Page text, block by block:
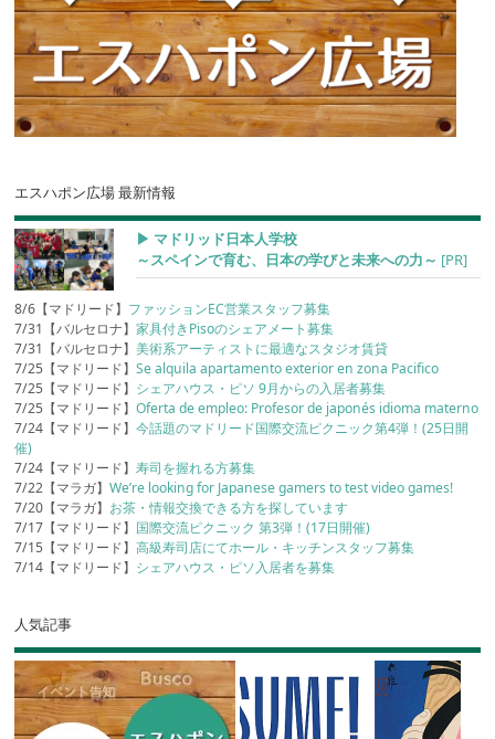
エスハポン広場 最新情報
▶︎ マドリッド日本人学校
～スペインで育む、日本の学びと未来への力～ [PR]
8/6【マドリード】 ファッションEC営業スタッフ募集
7/31【バルセロナ】家具付きPisoのシェアメート募集
7/31【バルセロナ】美術系アーティストに最適なスタジオ賃貸
7/25【マドリード】Se alquila apartamento exterior en zona Pacifico
7/25【マドリード】 シェアハウス・ピソ 9月からの入居者募集
7/25【マドリード】Oferta de empleo: Profesor de japonés idioma materno
7/24【マドリード】今話題のマドリード国際交流ピクニック第4弾！(25日開
催)
7/24【マドリード】寿司を握れる方募集
7/22【マラガ】We’re looking for Japanese gamers to test video games!
7/20【マラガ】 お茶・情報交換できる方を探しています
7/17【マドリード】 国際交流ピクニック 第3弾！(17日開催)
7/15【マドリード】高級寿司店にてホール・キッチンスタッフ募集
7/14【マドリード】 シェアハウス・ピソ入居者を募集
人気記事